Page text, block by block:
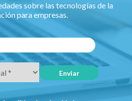
sobre las tecnologías de la
para empresas.